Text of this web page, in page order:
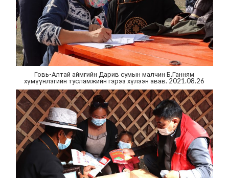
Говь-Алтай аймгийн Дарив сумын малчин Б.Ганням
хүмүүнлэгийн тусламжийн гэрээ хүлээн авав. 2021.08.26